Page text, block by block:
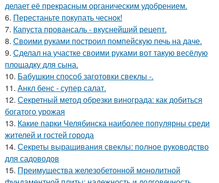
делает её прекрасным органическим удобрением.
6. Перестаньте покупать чеснок!
7. Капуста провансаль - вкуснейший рецепт.
8. Своими руками построил помпейскую печь на даче.
9. Сделал на участке своими руками вот такую весёлую
площадку для сына.
10. Бабушкин способ заготовки свеклы -.
11. Анкл бенс - супер салат.
12. Секретный метод обрезки винограда: как добиться
богатого урожая
13. Какие парки Челябинска наиболее популярны среди
жителей и гостей города
14. Секреты выращивания свеклы: полное руководство
для садоводов
15. Преимущества железобетонной монолитной